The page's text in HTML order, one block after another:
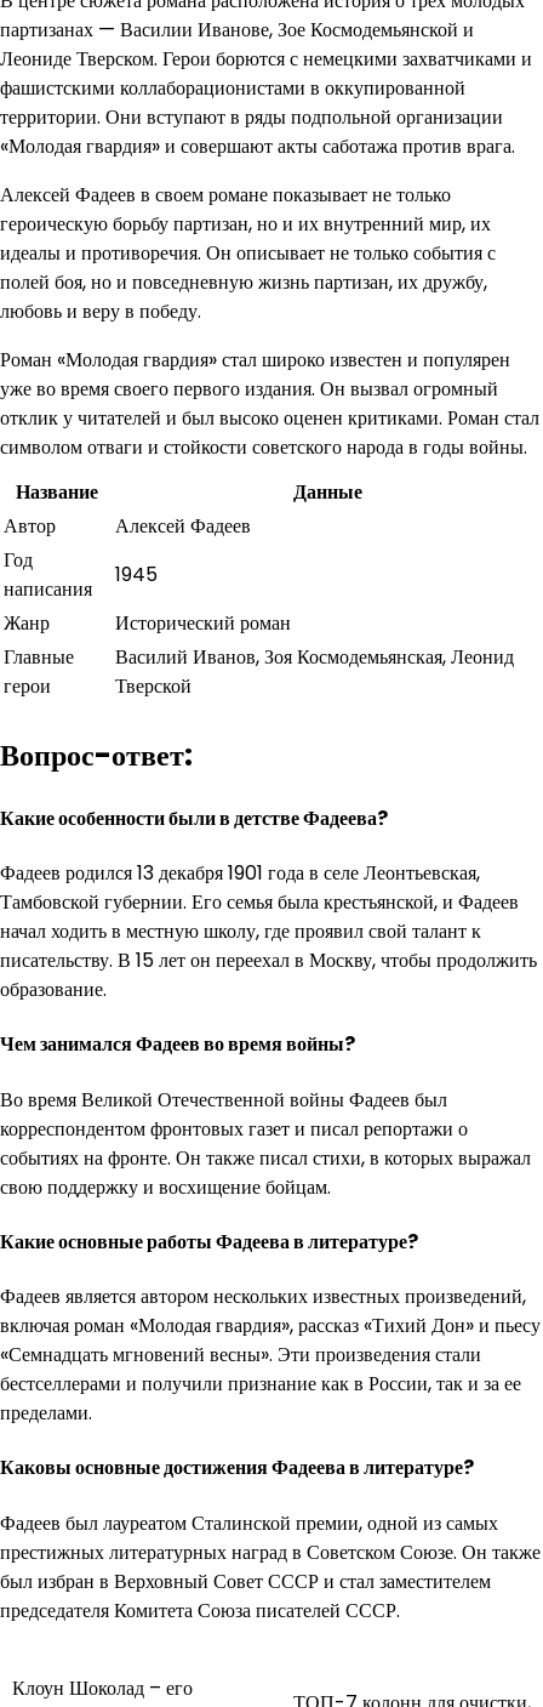
партизанах — Василии Иванове, Зое Космодемьянской и
Леониде Тверском. Герои борются с немецкими захватчиками и
фашистскими коллаборационистами в оккупированной
территории. Они вступают в ряды подпольной организации
«Молодая гвардия» и совершают акты саботажа против врага.
Алексей Фадеев в своем романе показывает не только
героическую борьбу партизан, но и их внутренний мир, их
идеалы и противоречия. Он описывает не только события с
полей боя, но и повседневную жизнь партизан, их дружбу,
любовь и веру в победу.
Роман «Молодая гвардия» стал широко известен и популярен
уже во время своего первого издания. Он вызвал огромный
отклик у читателей и был высоко оценен критиками. Роман стал
символом отваги и стойкости советского народа в годы войны.
Название
Данные
Автор
Алексей Фадеев
Год
написания
1945
Жанр
Исторический роман
Главные
герои
Василий Иванов, Зоя Космодемьянская, Леонид
Тверской
Вопрос-ответ:
Какие особенности были в детстве Фадеева?
Фадеев родился 13 декабря 1901 года в селе Леонтьевская,
Тамбовской губернии. Его семья была крестьянской, и Фадеев
начал ходить в местную школу, где проявил свой талант к
писательству. В 15 лет он переехал в Москву, чтобы продолжить
образование.
Чем занимался Фадеев во время войны?
Во время Великой Отечественной войны Фадеев был
корреспондентом фронтовых газет и писал репортажи о
событиях на фронте. Он также писал стихи, в которых выражал
свою поддержку и восхищение бойцам.
Какие основные работы Фадеева в литературе?
Фадеев является автором нескольких известных произведений,
включая роман «Молодая гвардия», рассказ «Тихий Дон» и пьесу
«Семнадцать мгновений весны». Эти произведения стали
бестселлерами и получили признание как в России, так и за ее
пределами.
Каковы основные достижения Фадеева в литературе?
Фадеев был лауреатом Сталинской премии, одной из самых
престижных литературных наград в Советском Союзе. Он также
был избран в Верховный Совет СССР и стал заместителем
председателя Комитета Союза писателей СССР.
Навигация
Клоун Шоколад – его